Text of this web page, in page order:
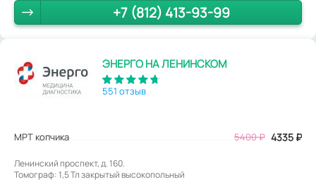
+7 (812) 413-93-99
ЭНЕРГО НА ЛЕНИНСКОМ
551 отзыв
МРТ копчика 5400₽ 4335 ₽
Ленинский проспект, д. 160.
Томограф: 1,5 Тл закрытый высокопольный